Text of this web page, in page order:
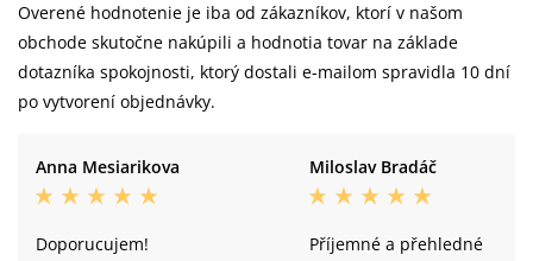
Overené hodnotenie je iba od zákazníkov, ktorí v našom
obchode skutočne nakúpili a hodnotia tovar na základe
dotazníka spokojnosti, ktorý dostali e-mailom spravidla 10 dní
po vytvorení objednávky.
Anna Mesiarikova
Doporucujem!
Miloslav Bradáč
Příjemné a přehledné